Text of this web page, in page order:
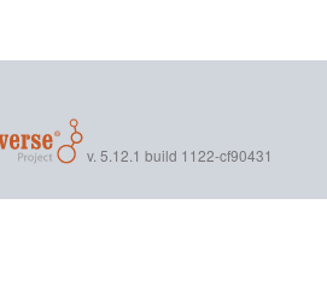
v. 5.12.1 build 1122-cf90431